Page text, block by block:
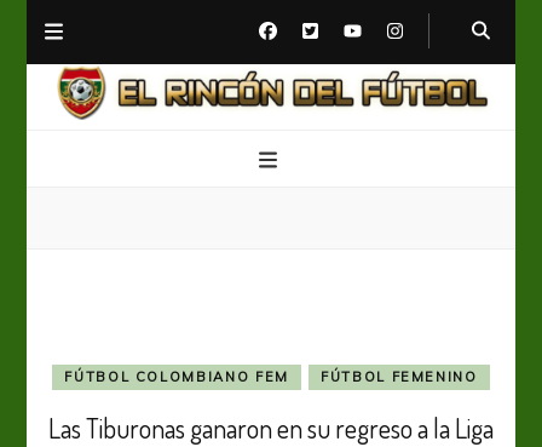
FÚTBOL COLOMBIANO FEM FÚTBOL FEMENINO
Las Tiburonas ganaron en su regreso a la Liga